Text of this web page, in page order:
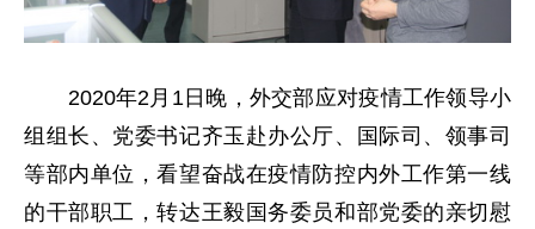
2020年2月1日晚，外交部应对疫情工作领导小
组组长、党委书记齐玉赴办公厅、国际司、领事司
等部内单位，看望奋战在疫情防控内外工作第一线
的干部职工，转达王毅国务委员和部党委的亲切慰